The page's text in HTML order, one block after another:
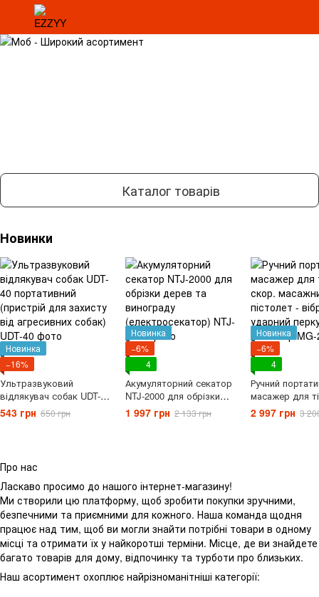
Каталог товарів
Новинки
Новинка
−16%
Ультразвуковий
відлякувач собак UDT-40
портативний (пристрій
для захисту від
543 грн 650 грн
Новинка
−6%
4
Акумуляторний секатор
NTJ-2000 для обрізки
дерев та винограду
(електросекатор)
1 997 грн 2 133 грн
Новинка
−6%
4
Ручний
масажер для
скор.
- вібраційний
2 997 грн 3
Про нас
Ласкаво просимо до нашого інтернет-магазину!
Ми створили цю платформу, щоб зробити покупки зручними,
безпечними та приємними для кожного. Наша команда щодня
працює над тим, щоб ви могли знайти потрібні товари в одному
місці та отримати їх у найкоротші терміни. Місце, де ви знайдете
багато товарів для дому, відпочинку та турботи про близьких.
Наш асортимент охоплює найрізноманітніші категорії: